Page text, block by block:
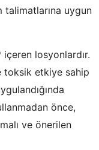
talimatlarına uygun
losyonlardır.
toksik etkiye sahip
önce,
ve önerilen